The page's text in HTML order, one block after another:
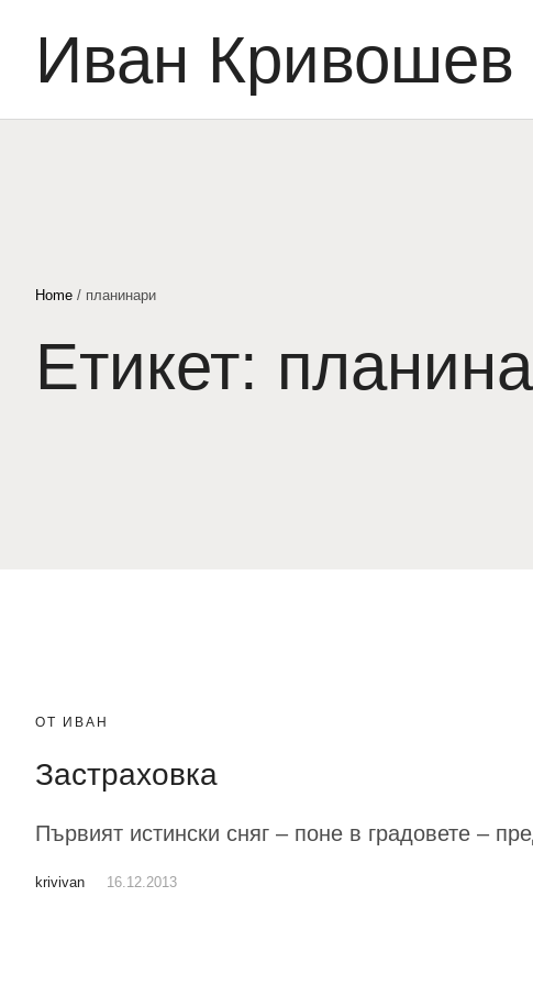
Иван Кривошев
Home / планинари
Етикет:
ОТ ИВАН
Застраховка
Първият истински сняг – поне в градовете –
krivivan 16.12.2013